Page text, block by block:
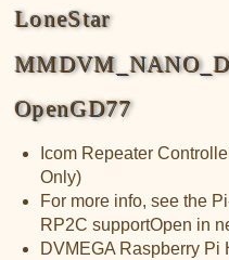
LoneStar
OpenGD77
Icom Repeater
Only)
For more info, see the
RP2C supportOpen in
DVMEGA Raspberry Pi